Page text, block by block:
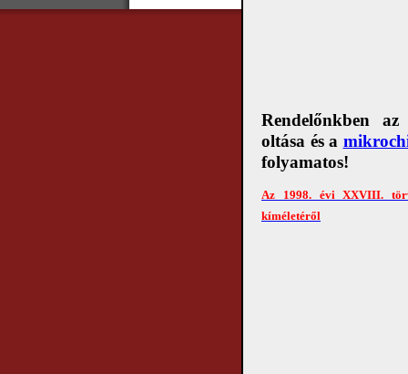
Rendelőnkben az
oltása és a
folyamatos!
Az 1998. évi XXVIII.
kíméletéről